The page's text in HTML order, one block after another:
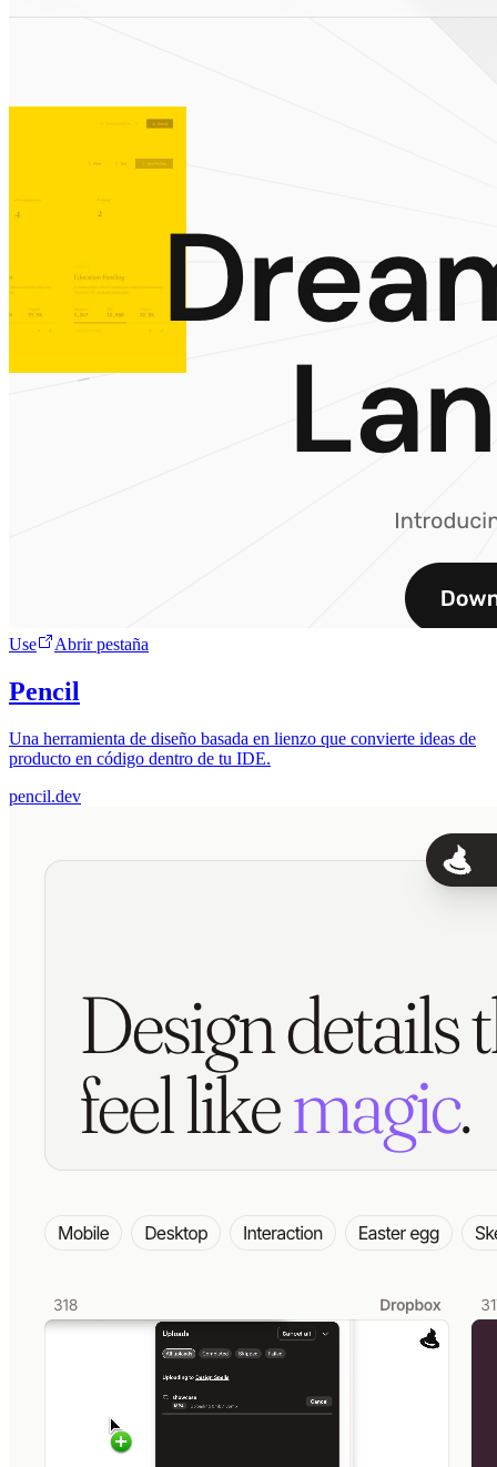
Use Abrir pestaña
Pencil
Una herramienta de diseño basada en lienzo que convierte ideas de
producto en código dentro de tu IDE.
pencil.dev